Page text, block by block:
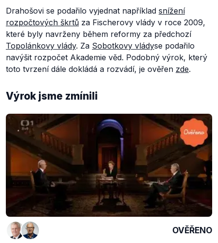
Drahošovi se podařilo vyjednat například snížení
rozpočtových škrtů za Fischerovy vlády v roce 2009,
které byly navrženy během reformy za předchozí
Topolánkovy vlády. Za Sobotkovy vládyse podařilo
navýšit rozpočet Akademie věd. Podobný výrok, který
toto tvrzení dále dokládá a rozvádí, je ověřen zde.
Výrok jsme zmínili
OVĚŘENO